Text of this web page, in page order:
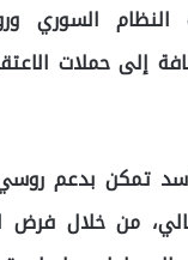
النظام السوري
إلى حملات
تمكن بدعم
من خلال فرض